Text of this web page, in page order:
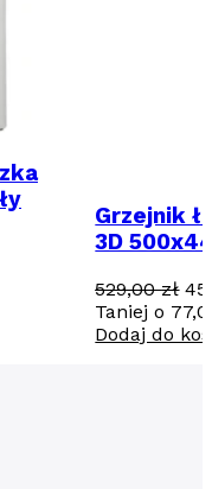
Grzejnik
3D
529,00zł
Taniej o
Dodaj do